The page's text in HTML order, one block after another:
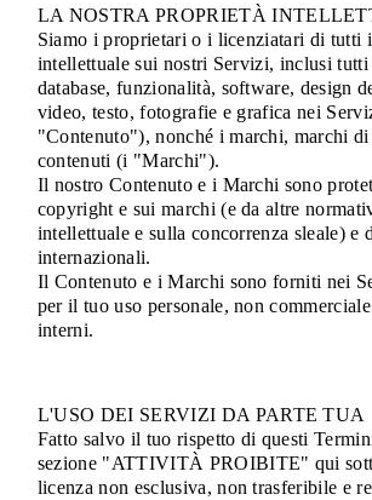
LA NOSTRA PROPRIETÀ
Siamo i proprietari o i licenziatari di tutti
intellettuale sui nostri Servizi, inclusi
database, funzionalità, software, design
video, testo, fotografie e grafica nei
"Contenuto"), nonché i marchi, marchi
contenuti (i "Marchi").
Il nostro Contenuto e i Marchi sono
copyright e sui marchi (e da altre
intellettuale e sulla concorrenza sleale) e
internazionali.
Il Contenuto e i Marchi sono forniti nei
per il tuo uso personale, non
interni.
L'USO DEI SERVIZI DA PARTE TUA
Fatto salvo il tuo rispetto di questi
sezione "ATTIVITÀ PROIBITE" qui
licenza non esclusiva, non trasferibile e